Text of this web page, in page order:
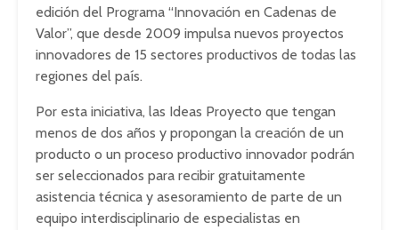
edición del Programa “Innovación en Cadenas de
Valor”, que desde 2009 impulsa nuevos proyectos
innovadores de 15 sectores productivos de todas las
regiones del país.
Por esta iniciativa, las Ideas Proyecto que tengan
menos de dos años y propongan la creación de un
producto o un proceso productivo innovador podrán
ser seleccionados para recibir gratuitamente
asistencia técnica y asesoramiento de parte de un
equipo interdisciplinario de especialistas en